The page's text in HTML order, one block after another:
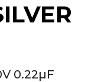
0.22µF